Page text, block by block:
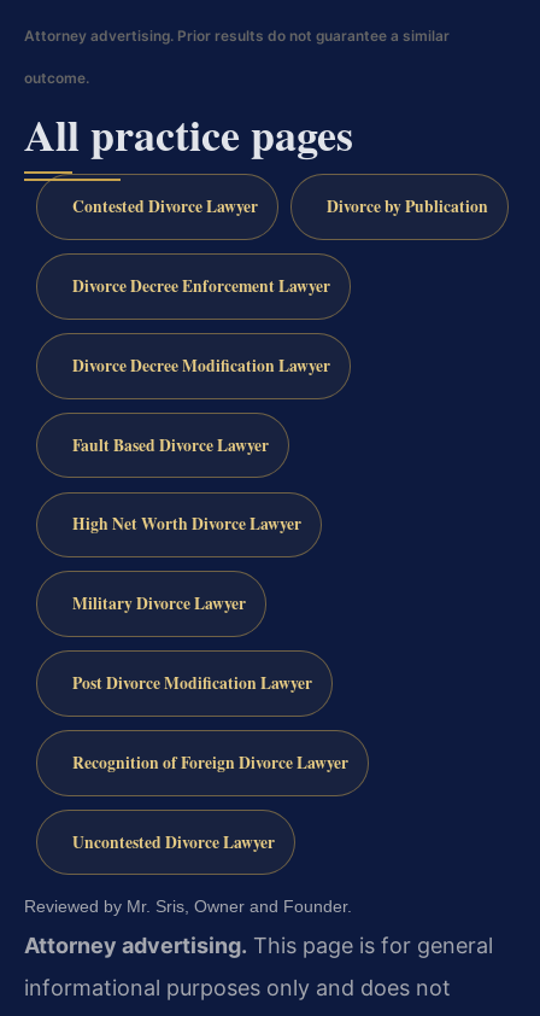
Attorney advertising. Prior results do not guarantee a similar
outcome.
All practice pages
Contested Divorce Lawyer Divorce by Publication
Divorce Decree Enforcement Lawyer
Divorce Decree Modification Lawyer
Fault Based Divorce Lawyer
High Net Worth Divorce Lawyer
Military Divorce Lawyer
Post Divorce Modification Lawyer
Recognition of Foreign Divorce Lawyer
Uncontested Divorce Lawyer
Reviewed by Mr. Sris, Owner and Founder.
Attorney advertising. This page is for general
informational purposes only and does not